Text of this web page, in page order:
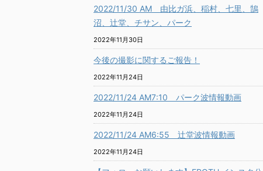
2022/11/30 AM 由比ガ浜、稲村、七里、鵠
沼、辻堂、チサン、パーク
2022年11月30日
今後の撮影に関するご報告！
2022年11月24日
2022/11/24 AM7:10 パーク波情報動画
2022年11月24日
2022/11/24 AM6:55 辻堂波情報動画
2022年11月24日